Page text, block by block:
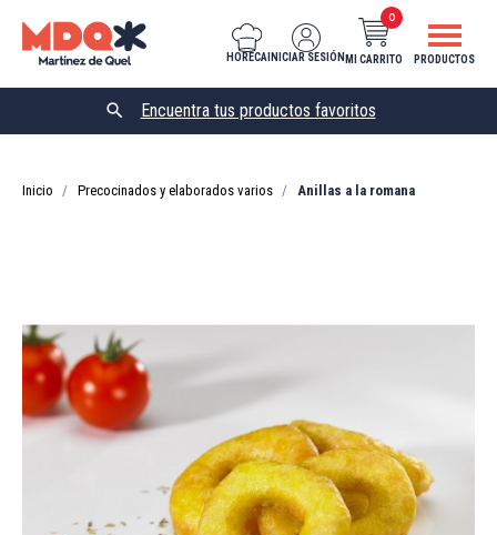
HORECA INICIAR SESIÓN MI CARRITO
0
PRODUCTOS

Inicio Precocinados y elaborados varios Anillas a la romana